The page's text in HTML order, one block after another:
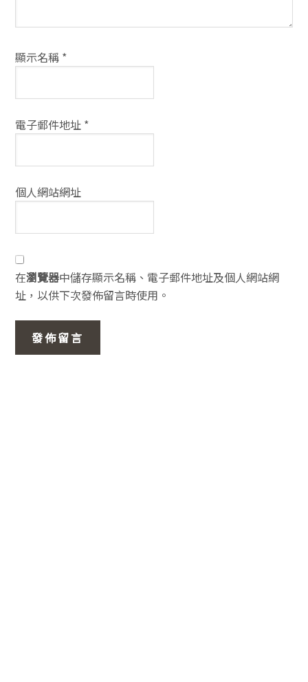
顯示名稱 *
電子郵件地址 *
個人網站網址
在瀏覽器中儲存顯示名稱、電子郵件地址及個人網站網
址，以供下次發佈留言時使用。